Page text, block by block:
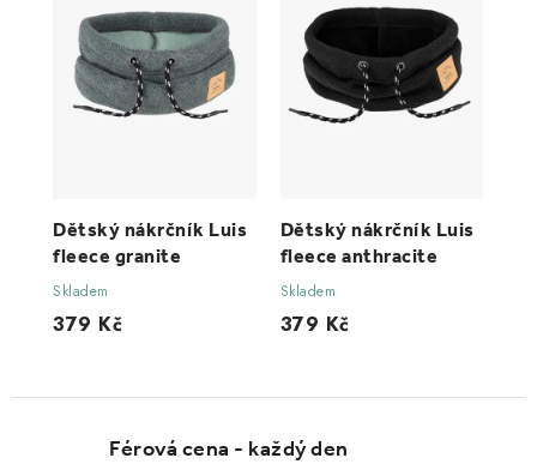
Férová cena - každý den
Dětský nákrčník Luis
fleece granite
Skladem
379 Kč
Dětský nákrčník Luis
fleece anthracite
Skladem
379 Kč